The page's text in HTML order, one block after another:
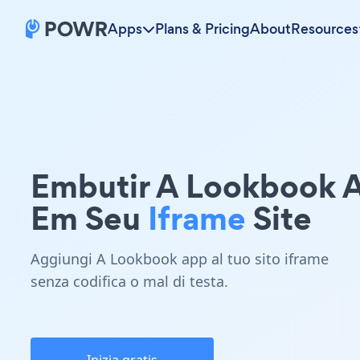
Apps Plans & PricingAboutResources
Embutir A Lookbook
Em Seu IframeSite
Aggiungi A Lookbook app al tuo sito iframe
senza codifica o mal di testa.